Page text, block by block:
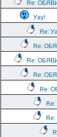
Re:
Уау!
Re:
Re:
Re:
Re:
Re: